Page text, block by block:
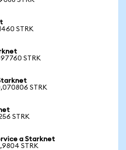
STRK
STRK
STRK
STRK
a Starknet
STRK